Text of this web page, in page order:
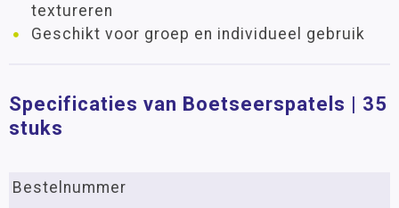
textureren
Geschikt voor groep en individueel gebruik
Specificaties van Boetseerspatels | 35
stuks
Bestelnummer